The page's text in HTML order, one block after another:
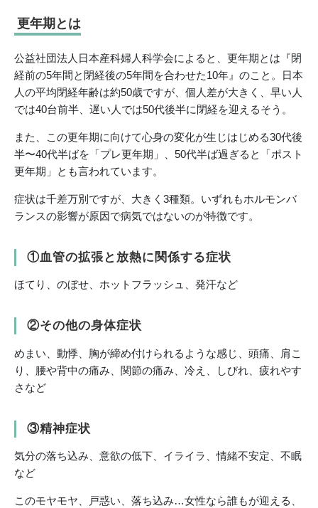
更年期とは
公益社団法人日本産科婦人科学会によると、更年期とは『閉
経前の5年間と閉経後の5年間を合わせた10年』のこと。日本
人の平均閉経年齢は約50歳ですが、個人差が大きく、早い人
では40台前半、遅い人では50代後半に閉経を迎えるそう。
また、この更年期に向けて心身の変化が生じはじめる30代後
半〜40代半ばを「プレ更年期」、50代半ば過ぎると「ポスト
更年期」とも言われています。
症状は千差万別ですが、大きく3種類。いずれもホルモンバ
ランスの影響が原因で病気ではないのが特徴です。
①血管の拡張と放熱に関係する症状
ほてり、のぼせ、ホットフラッシュ、発汗など
②その他の身体症状
めまい、動悸、胸が締め付けられるような感じ、頭痛、肩こ
り、腰や背中の痛み、関節の痛み、冷え、しびれ、疲れやす
さなど
③精神症状
気分の落ち込み、意欲の低下、イライラ、情緒不安定、不眠
など
このモヤモヤ、戸惑い、落ち込み…女性なら誰もが迎える、